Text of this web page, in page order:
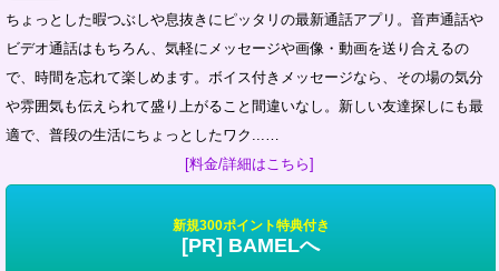
ちょっとした暇つぶしや息抜きにピッタリの最新通話アプリ。音声通話や
ビデオ通話はもちろん、気軽にメッセージや画像・動画を送り合えるの
で、時間を忘れて楽しめます。ボイス付きメッセージなら、その場の気分
や雰囲気も伝えられて盛り上がること間違いなし。新しい友達探しにも最
適で、普段の生活にちょっとしたワク...…
[料金/詳細はこちら]
新規300ポイント特典付き
[PR] BAMELへ